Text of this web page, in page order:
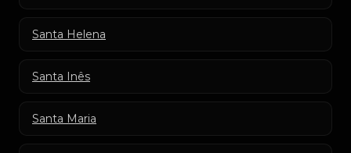
Santa Helena
Santa Inês
Santa Maria